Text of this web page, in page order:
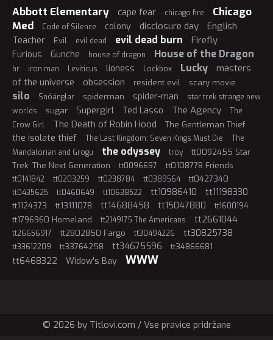
Abbott Elementary cape fear chicago fire
Chicago
Med
Code of Silence colony disclosure day
English
Teacher
Evil evil dead evil dead burn Firefly
Furious Gunche house of dragon House of the Dragon
hr iron man Leviticus lioness Lockbox Lucky
masters
of the universe
obsession resident evil scary movie
silo Snöänglar spiderman spider-man
star trek strange new
worlds
sugar Supergirl Ted Lasso The Agency
The
Crow Girl
The Death of Robin Hood The Gentleman Thief
the isolate thief The Last Kingdom: Seven Kings Must Die
The
Mandalorian and Grogu
the odyssey troy
tt0092455 Star
Trek: The Next Generation
tt0096697 tt0108778 Friends
tt0141842 tt0203259 tt0238784 tt0389564 tt0427340
tt0435625 tt0460649 tt10638522 tt10986410 tt11198330
tt1124373 tt13111078 tt14688458 tt15047880 tt1600194
tt1796960 Homeland tt2149175 The Americans tt2661044
tt26656917 tt2802850 Fargo tt30494226 tt30825738
tt33612209 tt33764258 tt34675596 tt34866681
tt6468322 Widow's Bay WWW
© 2026 by Titlovi.com / Vse pravice pridržane